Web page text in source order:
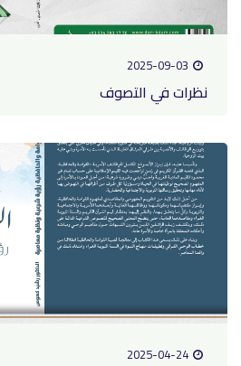
2025-09-03
نظرات في التصوف
2025-04-24